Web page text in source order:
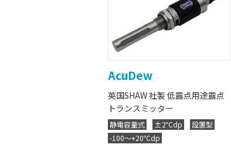
AcuDew
英国SHAW 社製 低露点用途露点
トランスミッター
静電容量式 ±2℃dp
設置型
-100～+20℃dp